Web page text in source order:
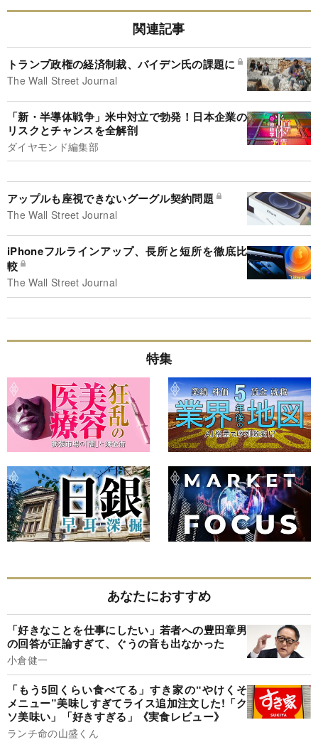
関連記事
トランプ政権の経済制裁、バイデン氏の課題に
The Wall Street Journal
「新・半導体戦争」米中対立で勃発！日本企業の
リスクとチャンスを全解剖
ダイヤモンド編集部
アップルも座視できないグーグル契約問題
The Wall Street Journal
iPhoneフルラインアップ、長所と短所を徹底比
較
The Wall Street Journal
特集
あなたにおすすめ
「好きなことを仕事にしたい」若者への豊田章男
の回答が正論すぎて、ぐうの音も出なかった
小倉健一
「もう5回くらい食べてる」すき家の“やけくそ
メニュー”美味しすぎてライス追加注文した!「ク
ソ美味い」「好きすぎる」《実食レビュー》
ランチ命の山盛くん